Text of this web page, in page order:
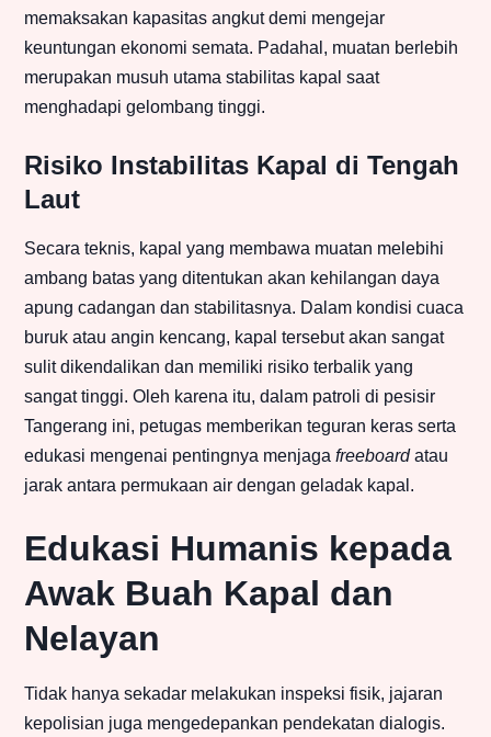
memaksakan kapasitas angkut demi mengejar
keuntungan ekonomi semata. Padahal, muatan berlebih
merupakan musuh utama stabilitas kapal saat
menghadapi gelombang tinggi.
Risiko Instabilitas Kapal di Tengah
Laut
Secara teknis, kapal yang membawa muatan melebihi
ambang batas yang ditentukan akan kehilangan daya
apung cadangan dan stabilitasnya. Dalam kondisi cuaca
buruk atau angin kencang, kapal tersebut akan sangat
sulit dikendalikan dan memiliki risiko terbalik yang
sangat tinggi. Oleh karena itu, dalam patroli di pesisir
Tangerang ini, petugas memberikan teguran keras serta
edukasi mengenai pentingnya menjaga freeboardatau
jarak antara permukaan air dengan geladak kapal.
Edukasi Humanis kepada
Awak Buah Kapal dan
Nelayan
Tidak hanya sekadar melakukan inspeksi fisik, jajaran
kepolisian juga mengedepankan pendekatan dialogis.